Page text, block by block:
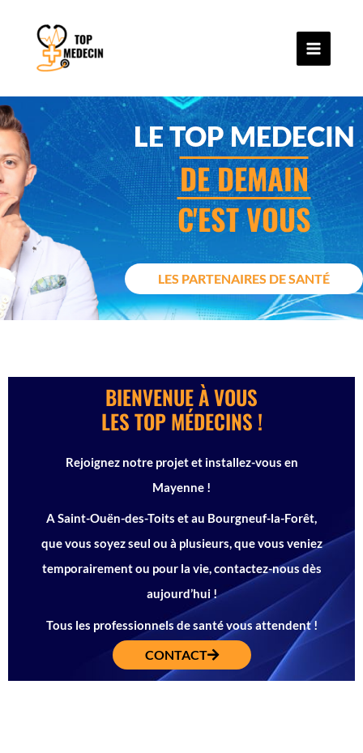
contenu
MENU
LE TOP MEDECIN
DE DEMAIN
C'EST VOUS
LES PARTENAIRES DE SANTÉ
BIENVENUE À VOUS
LES TOP MÉDECINS !
Rejoignez notre projet et installez-vous en
Mayenne !
A Saint-Ouën-des-Toits et au Bourgneuf-la-Forêt,
que vous soyez seul ou à plusieurs, que vous veniez
temporairement ou pour la vie, contactez-nous dès
aujourd’hui !
Tous les professionnels de santé vous attendent !
CONTACT